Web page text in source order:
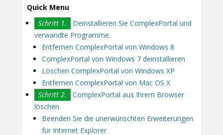
Quick Menu
Schritt 1.
Deinstallieren Sie ComplexPortal und
verwandte Programme.
Entfernen ComplexPortal von Windows 8
ComplexPortal von Windows 7 deinstallieren
Löschen ComplexPortal von Windows XP
Entfernen ComplexPortal von Mac OS X
Schritt 2.
ComplexPortal aus Ihrem Browser
löschen
Beenden Sie die unerwünschten Erweiterungen
für Internet Explorer